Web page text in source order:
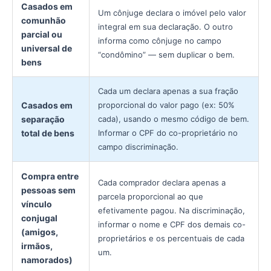
Casados em
comunhão
parcial ou
universal de
bens
Um cônjuge declara o imóvel pelo valor
integral em sua declaração. O outro
informa como cônjuge no campo
“condômino” — sem duplicar o bem.
Casados em
separação
total de bens
Cada um declara apenas a sua fração
proporcional do valor pago (ex: 50%
cada), usando o mesmo código de bem.
Informar o CPF do co-proprietário no
campo discriminação.
Compra entre
pessoas sem
vínculo
conjugal
(amigos,
irmãos,
namorados)
Cada comprador declara apenas a
parcela proporcional ao que
efetivamente pagou. Na discriminação,
informar o nome e CPF dos demais co-
proprietários e os percentuais de cada
um.